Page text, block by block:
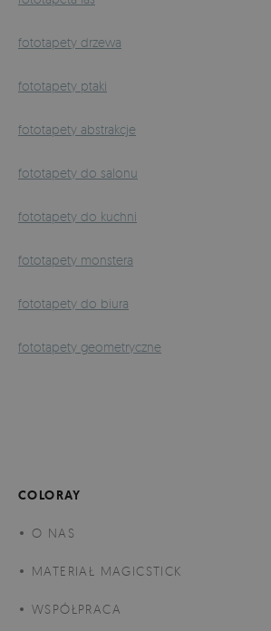
fototapety drzewa
fototapety ptaki
fototapety abstrakcje
fototapety do salonu
fototapety do kuchni
fototapety monstera
fototapety do biura
fototapety geometryczne
COLORAY
O NAS
MATERIAŁ MAGICSTICK
WSPÓŁPRACA